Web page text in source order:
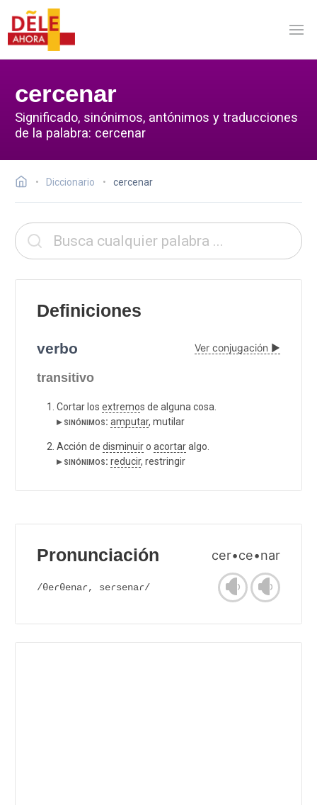
cercenar
Significado, sinónimos, antónimos y traducciones
de la palabra: cercenar
Diccionario cercenar
Definiciones
verbo Ver conjugación ▶
transitivo
Cortar los extremos de alguna cosa.
▸ sinónimos: amputar, mutilar
Acción de disminuiro acortaralgo.
▸ sinónimos: reducir, restringir
Pronunciación cer•ce•nar
/θeɾθenaɾ, seɾsenaɾ/